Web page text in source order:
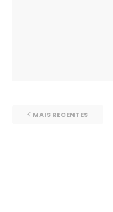
MAIS RECENTES